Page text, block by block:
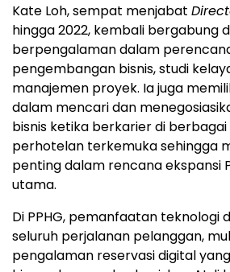
Kate Loh, sempat menjabat
hingga 2022, kembali bergabung
berpengalaman dalam
pengembangan bisnis, studi
manajemen proyek. Ia juga
dalam mencari dan
bisnis ketika berkarier di
perhotelan terkemuka sehingga
penting dalam rencana ekspansi
utama.
Di PPHG, pemanfaatan teknologi
seluruh perjalanan pelanggan,
pengalaman reservasi digital